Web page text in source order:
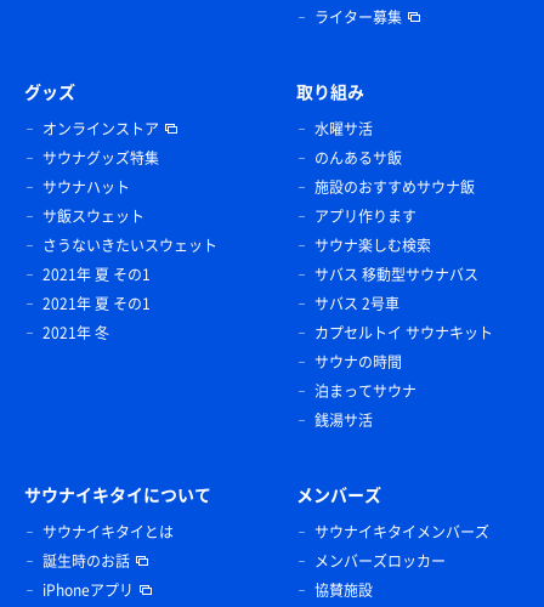
ライター募集
グッズ
オンラインストア
サウナグッズ特集
サウナハット
サ飯スウェット
さうないきたいスウェット
2021年 夏 その1
2021年 夏 その1
2021年 冬
取り組み
水曜サ活
のんあるサ飯
施設のおすすめサウナ飯
アプリ作ります
サウナ楽しむ検索
サバス 移動型サウナバス
サバス 2号車
カプセルトイ サウナキット
サウナの時間
泊まってサウナ
銭湯サ活
サウナイキタイについて
サウナイキタイとは
誕生時のお話
iPhoneアプリ
メンバーズ
サウナイキタイメンバーズ
メンバーズロッカー
協賛施設